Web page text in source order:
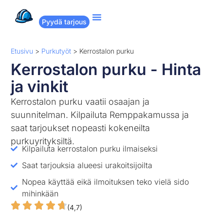
Pyydä tarjous
Etusivu > Purkutyöt > Kerrostalon purku
Kerrostalon purku - Hinta
ja vinkit
Kerrostalon purku vaatii osaajan ja
suunnitelman. Kilpailuta Remppakamussa ja
saat tarjoukset nopeasti kokeneilta
purkuyrityksiltä.
Kilpailuta kerrostalon purku ilmaiseksi
Saat tarjouksia alueesi urakoitsijoilta
Nopea käyttää eikä ilmoituksen teko vielä sido
mihinkään
(4,7)